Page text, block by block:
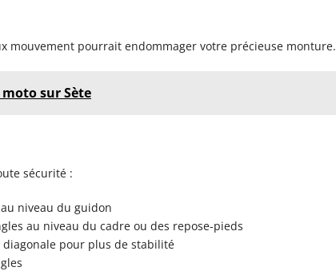
mouvement pourrait endommager votre précieuse monture.
sur Sète
sécurité :
au niveau du guidon
au niveau du cadre ou des repose-pieds
pour plus de stabilité